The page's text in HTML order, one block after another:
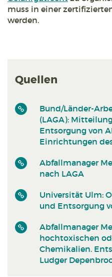
muss in einer
werden.
Quellen
Bund/Länder-
(LAGA):
Entsorgung von
Einrichtungen
Abfallmanager
nach LAGA
Universität Ulm:
und Entsorgung
Abfallmanager
hochtoxischen
Chemikalien.
Ludger